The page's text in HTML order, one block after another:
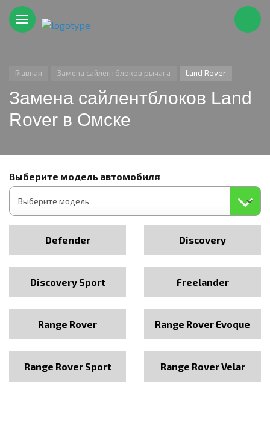
Главная Замена сайлентблоков рычага Land Rover
Замена сайлентблоков Land
Rover в Омске
Выберите модель автомобиля
Defender Discovery
Discovery Sport Freelander
Range Rover Range Rover Evoque
Range Rover Sport Range Rover Velar